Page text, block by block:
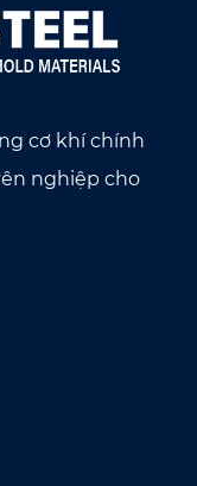
cơ khí chính
nghiệp cho